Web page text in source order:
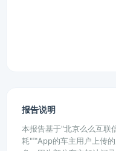
报告说明
本报告基于"北京么么互联
耗"™App的车主用户上传